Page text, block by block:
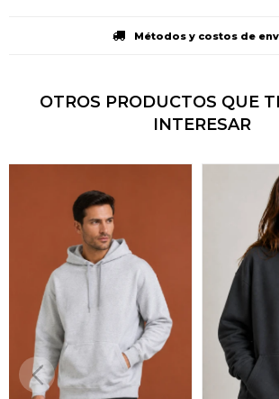
Métodos y costos de
OTROS PRODUCTOS QUE
INTERESAR